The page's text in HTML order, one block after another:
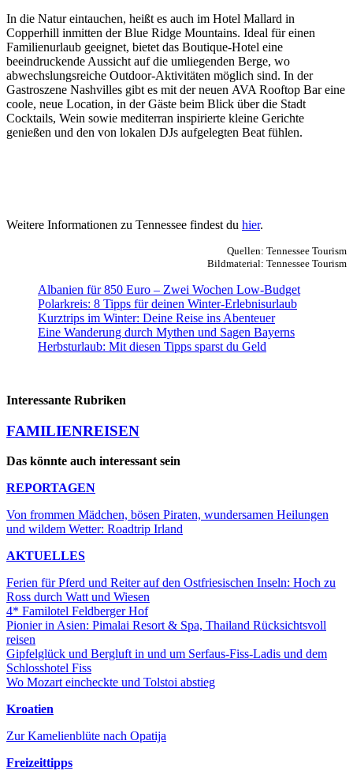
In die Natur eintauchen, heißt es auch im Hotel Mallard in
Copperhill inmitten der Blue Ridge Mountains. Ideal für einen
Familienurlaub geeignet, bietet das Boutique-Hotel eine
beeindruckende Aussicht auf die umliegenden Berge, wo
abwechslungsreiche Outdoor-Aktivitäten möglich sind. In der
Gastroszene Nashvilles gibt es mit der neuen AVA Rooftop Bar eine
coole, neue Location, in der Gäste beim Blick über die Stadt
Cocktails, Wein sowie mediterran inspirierte kleine Gerichte
genießen und den von lokalen DJs aufgelegten Beat fühlen.
Weitere Informationen zu Tennessee findest du hier.
Quellen: Tennessee Tourism
Bildmaterial: Tennessee Tourism
Albanien für 850 Euro – Zwei Wochen Low-Budget
Polarkreis: 8 Tipps für deinen Winter-Erlebnisurlaub
Kurztrips im Winter: Deine Reise ins Abenteuer
Eine Wanderung durch Mythen und Sagen Bayerns
Herbsturlaub: Mit diesen Tipps sparst du Geld
Interessante Rubriken
FAMILIENREISEN
Das könnte auch interessant sein
REPORTAGEN
Von frommen Mädchen, bösen Piraten, wundersamen Heilungen
und wildem Wetter: Roadtrip Irland
AKTUELLES
Ferien für Pferd und Reiter auf den Ostfriesischen Inseln: Hoch zu
Ross durch Watt und Wiesen
4* Familotel Feldberger Hof
Pionier in Asien: Pimalai Resort & Spa, Thailand Rücksichtsvoll
reisen
Gipfelglück und Bergluft in und um Serfaus-Fiss-Ladis und dem
Schlosshotel Fiss
Wo Mozart eincheckte und Tolstoi abstieg
Kroatien
Zur Kamelienblüte nach Opatija
Freizeittipps